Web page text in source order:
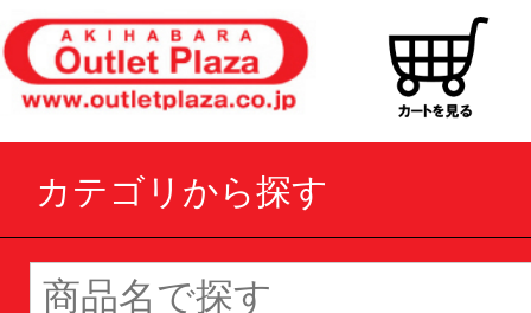
カテゴリから探す